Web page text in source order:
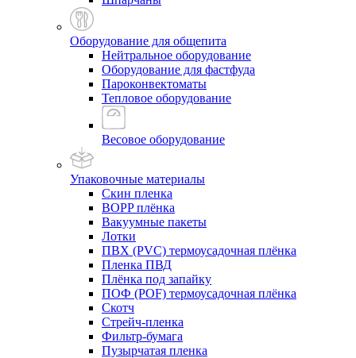
Оборудование для общепита
Нейтральное оборудование
Оборудование для фастфуда
Пароконвектоматы
Тепловое оборудование
Весовое оборудование
Упаковочные материалы
Скин пленка
BOPP плёнка
Вакуумные пакеты
Лотки
ПВХ (PVC) термоусадочная плёнка
Пленка ПВД
Плёнка под запайку
ПОФ (POF) термоусадочная плёнка
Скотч
Стрейч-пленка
Фильтр-бумага
Пузырчатая пленка